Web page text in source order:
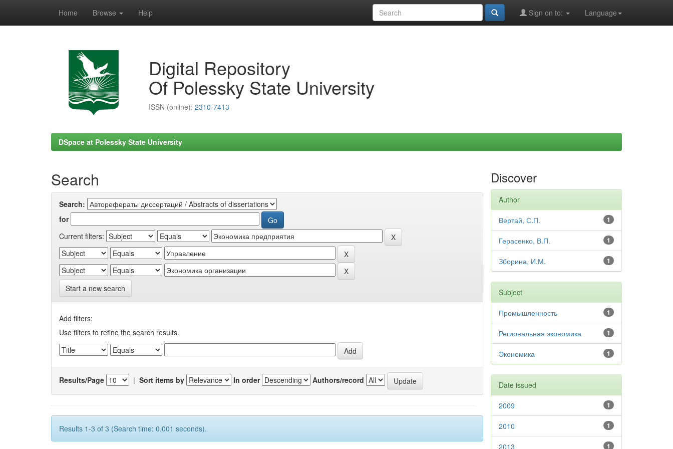
Home Browse Help Language
Sign on to:
Digital Repository
Of Polessky State University
ISSN (online): 2310-7413
DSpace at Polessky State University
Search
Search:
for
Current filters:
Start a new search
Add filters:
Use filters to refine the search results.
Results/Page | Sort items by In order Authors/record
Results 1-3 of 3 (Search time: 0.001 seconds).
Discover
Author
1
Вертай, С.П.
1
Герасенко, В.П.
1
Зборина, И.М.
Subject
1
Промышленность
1
Региональная экономика
1
Экономика
Date issued
1
2009
1
2010
1
2013